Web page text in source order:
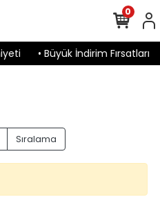
• Büyük İndirim Fırsatları
0
Sıralama